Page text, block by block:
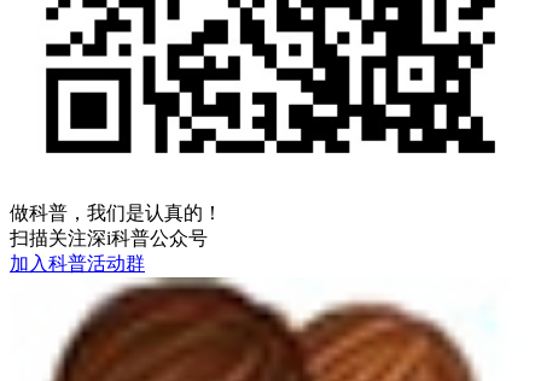
做科普，我们是认真的！
扫描关注深i科普公众号
加入科普活动群